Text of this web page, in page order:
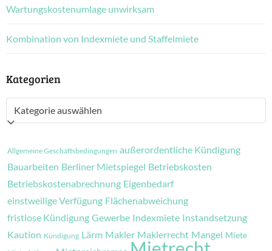
Wartungskostenumlage unwirksam
Kombination von Indexmiete und Staffelmiete
Kategorien
Kategorien
Allgemeine Geschäftsbedingungen außerordentliche Kündigung
Bauarbeiten Berliner Mietspiegel Betriebskosten
Betriebskostenabrechnung Eigenbedarf
einstweilige Verfügung Flächenabweichung
fristlose Kündigung Gewerbe Indexmiete Instandsetzung
Kaution Kündigung Lärm Makler Maklerrecht Mangel Miete